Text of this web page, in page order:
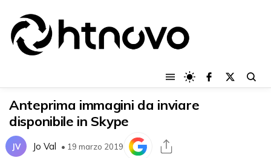
Anteprima immagini da inviare
disponibile in Skype
JV Jo Val • 19 marzo 2019